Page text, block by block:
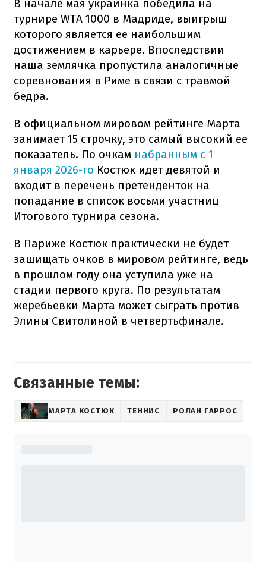
В начале мая украинка победила на
турнире WTA 1000 в Мадриде, выигрыш
которого является ее наибольшим
достижением в карьере. Впоследствии
наша землячка пропустила аналогичные
соревнования в Риме в связи с травмой
бедра.
В официальном мировом рейтинге Марта
занимает 15 строчку, это самый высокий ее
показатель. По очкам набранным с 1
января 2026-го Костюк идет девятой и
входит в перечень претенденток на
попадание в список восьми участниц
Итогового турнира сезона.
В Париже Костюк практически не будет
защищать очков в мировом рейтинге, ведь
в прошлом году она уступила уже на
стадии первого круга. По результатам
жеребьевки Марта может сыграть против
Элины Свитолиной в четвертьфинале.
Связанные темы:
МАРТА КОСТЮК ТЕННИС РОЛАН ГАРРОС